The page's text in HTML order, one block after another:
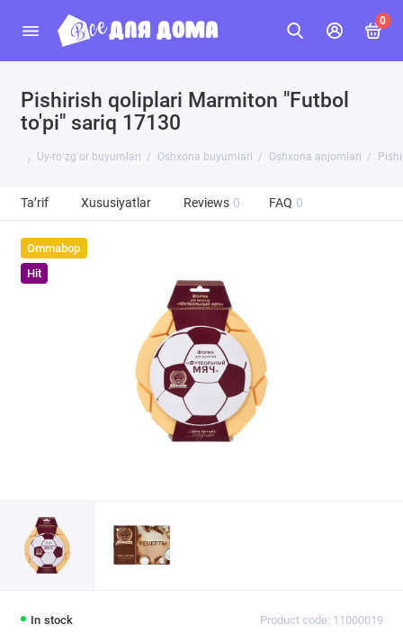
0
Pishirish qoliplari Marmiton "Futbol
to'pi" sariq 17130
Uy-roʻzgʻor buyumlari Oshxona buyumlari Oshxona anjomlari
Ta’rif Xususiyatlar Reviews 0 FAQ 0
Ommabop
Hit
In stock Product code: 11000019